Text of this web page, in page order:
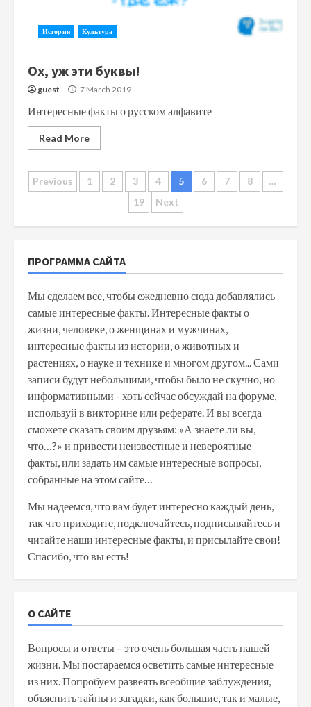
История Культура
Ох, уж эти буквы!
guest 7 March 2019
Интересные факты о русском алфавите
Read More
Posts
Previous 1 2 3 4 5 6 7 8
…
19
Next
ПРОГРАММА САЙТА
Мы сделаем все, чтобы ежедневно сюда добавлялись
самые интересные факты. Интересные факты о
жизни, человеке, о женщинах и мужчинах,
интересные факты из истории, о животных и
растениях, о науке и технике и многом другом... Сами
записи будут небольшими, чтобы было не скучно, но
информативными - хоть сейчас обсуждай на форуме,
используй в викторине или реферате. И вы всегда
сможете сказать своим друзьям: «А знаете ли вы,
что…?» и привести неизвестные и невероятные
факты, или задать им самые интересные вопросы,
собранные на этом сайте…
Мы надеемся, что вам будет интересно каждый день,
так что приходите, подключайтесь, подписывайтесь и
читайте наши интересные факты, и присылайте свои!
Спасибо, что вы есть!
О САЙТЕ
Вопросы и ответы – это очень большая часть нашей
жизни. Мы постараемся осветить самые интересные
из них. Попробуем развеять всеобщие заблуждения,
объяснить тайны и загадки, как большие, так и малые,